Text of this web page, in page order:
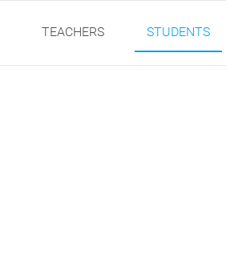
TEACHERS STUDENTS